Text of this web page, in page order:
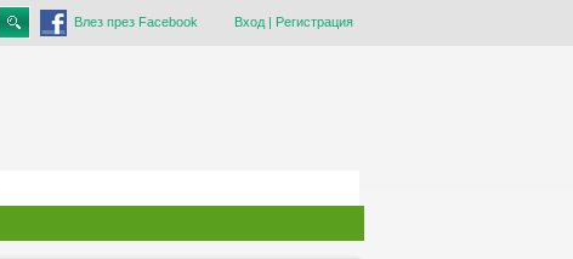
Влез през Facebook Вход| Регистрация